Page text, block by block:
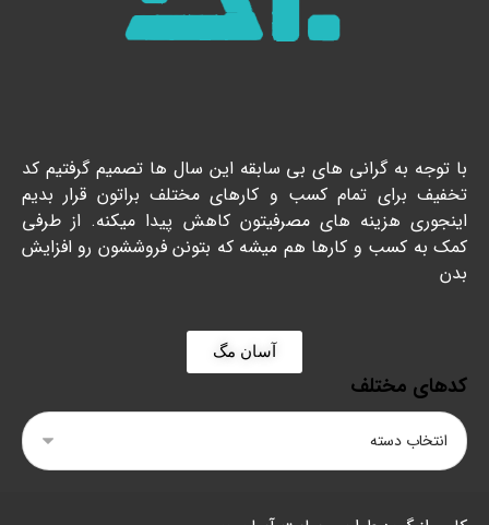
با توجه به گرانی های بی سابقه این سال ها تصمیم گرفتیم کد
تخفیف برای تمام کسب و کارهای مختلف براتون قرار بدیم
اینجوری هزینه های مصرفیتون کاهش پیدا میکنه. از طرفی
کمک به کسب و کارها هم میشه که بتونن فروششون رو افزایش
بدن
آسان مگ
کدهای مختلف